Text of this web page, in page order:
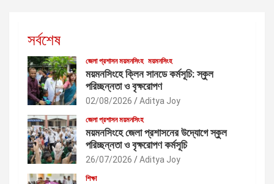
সর্বশেষ
জেলা প্রশাসন ময়মনসিংহ ময়মনসিংহ
ময়মনসিংহে ক্লিন সানডে কর্মসূচি: স্কুল
পরিচ্ছন্নতা ও বৃক্ষরোপণ
02/08/2026 Aditya Joy
জেলা প্রশাসন ময়মনসিংহ
ময়মনসিংহে জেলা প্রশাসনের উদ্যোগে স্কুল
পরিচ্ছন্নতা ও বৃক্ষরোপণ কর্মসূচি
26/07/2026 Aditya Joy
শিক্ষা